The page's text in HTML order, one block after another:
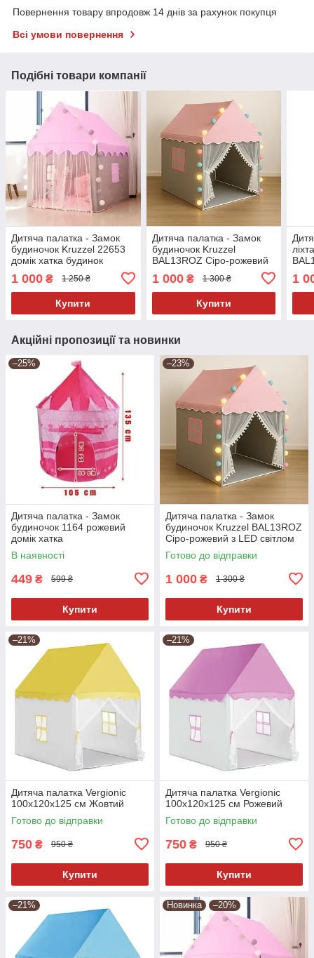
Повернення товару впродовж 14 днів за рахунок покупця
Всі умови повернення
Подібні товари компанії
Дитяча палатка - Замок
будиночок Kruzzel 22653
домік хатка будинок
1 000 ₴ 1 250 ₴
Купити
Дитяча палатка - Замок
будиночок Kruzzel
BAL13ROZ Сіро-рожевий
1 000₴ 1 300 ₴
Купити
1
Акційні пропозиції та новинки
–25%
Дитяча палатка - Замок
будиночок 1164 рожевий
домік хатка
В наявності
449 ₴ 599 ₴
Купити
–23%
Дитяча палатка - Замок
будиночок Kruzzel BAL13ROZ
Сіро-рожевий з LED світлом
Готово до відправки
1 000 ₴ 1 300 ₴
Купити
–21%
Дитяча палатка Vergionic
100х120х125 см Жовтий
Готово до відправки
750 ₴ 950 ₴
Купити
–21%
Дитяча палатка Vergionic
100х120х125 см Рожевий
Готово до відправки
750 ₴ 950 ₴
Купити
–21% Новинка –20%